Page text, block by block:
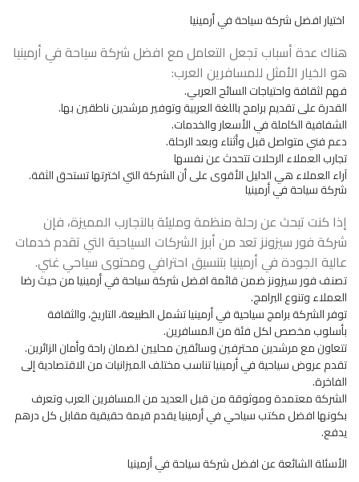
اختيار افضل شركة سياحة في أرمينيا
هناك عدة أسباب تجعل التعامل مع افضل شركة سياحة في أرمينيا
هو الخيار الأمثل للمسافرين العرب:
فهم لثقافة واحتياجات السائح العربي.
القدرة على تقديم برامج باللغة العربية وتوفير مرشدين ناطقين بها.
الشفافية الكاملة في الأسعار والخدمات.
دعم فني متواصل قبل وأثناء وبعد الرحلة.
تجارب العملاء الرحلات تتحدث عن نفسها
آراء العملاء هي الدليل الأقوى على أن الشركة التي اخترتها تستحق الثقة.
شركة سياحة في أرمينيا
إذا كنت تبحث عن رحلة منظمة ومليئة بالتجارب المميزة، فإن
شركة فور سيزونز تعد من أبرز الشركات السياحية التي تقدم خدمات
عالية الجودة في أرمينيا بتنسيق احترافي ومحتوى سياحي غني.
تصنف فور سيزونز ضمن قائمة افضل شركة سياحة في أرمينيا من حيث رضا
العملاء وتنوع البرامج.
توفر الشركة برامج سياحية في أرمينيا تشمل الطبيعة، التاريخ، والثقافة
بأسلوب مخصص لكل فئة من المسافرين.
تتعاون مع مرشدين محترفين وسائقين محليين لضمان راحة وأمان الزائرين.
تقدم عروض سياحية في أرمينيا تناسب مختلف الميزانيات من الاقتصادية إلى
الفاخرة.
الشركة معتمدة وموثوقة من قبل العديد من المسافرين العرب وتعرف
بكونها افضل مكتب سياحي في أرمينيا يقدم قيمة حقيقية مقابل كل درهم
يدفع.
الأسئلة الشائعة عن افضل شركة سياحة في أرمينيا